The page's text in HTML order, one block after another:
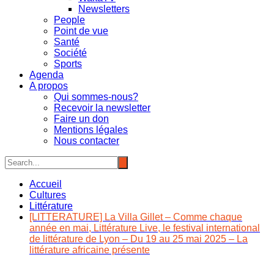
Newsletters
People
Point de vue
Santé
Société
Sports
Agenda
A propos
Qui sommes-nous?
Recevoir la newsletter
Faire un don
Mentions légales
Nous contacter
Accueil
Cultures
Littérature
[LITTERATURE] La Villa Gillet – Comme chaque
année en mai, Littérature Live, le festival international
de littérature de Lyon – Du 19 au 25 mai 2025 – La
littérature africaine présente